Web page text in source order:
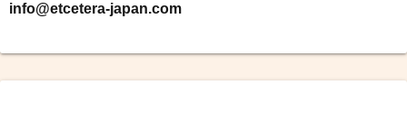
info@etcetera-japan.com